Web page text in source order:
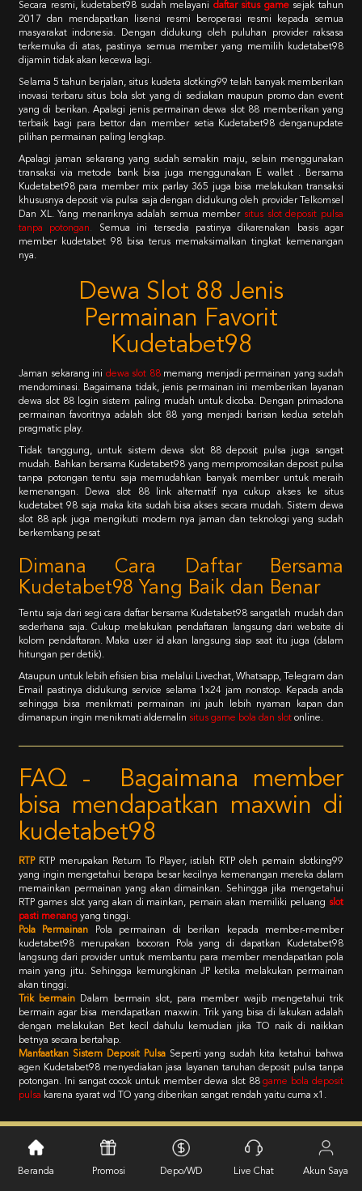
Secara resmi, kudetabet98 sudah melayani daftar situs game sejak tahun
2017 dan mendapatkan lisensi resmi beroperasi resmi kepada semua
masyarakat indonesia. Dengan didukung oleh puluhan provider raksasa
terkemuka di atas, pastinya semua member yang memilih kudetabet98
dijamin tidak akan kecewa lagi.
Selama 5 tahun berjalan, situs kudeta slotking99 telah banyak memberikan
inovasi terbaru situs bola slot yang di sediakan maupun promo dan event
yang di berikan. Apalagi jenis permainan dewa slot 88 memberikan yang
terbaik bagi para bettor dan member setia Kudetabet98 denganupdate
pilihan permainan paling lengkap.
Apalagi jaman sekarang yang sudah semakin maju, selain menggunakan
transaksi via metode bank bisa juga menggunakan E wallet . Bersama
Kudetabet98 para member mix parlay 365 juga bisa melakukan transaksi
khususnya deposit via pulsa saja dengan didukung oleh provider Telkomsel
Dan XL. Yang menariknya adalah semua member situs slot deposit pulsa
tanpa potongan.
Semua ini tersedia pastinya dikarenakan basis agar
member kudetabet 98 bisa terus memaksimalkan tingkat kemenangan
nya.
Dewa Slot 88 Jenis
Permainan Favorit
Kudetabet98
Jaman sekarang ini dewa slot 88 memang menjadi permainan yang sudah
mendominasi. Bagaimana tidak, jenis permainan ini memberikan layanan
dewa slot 88 login sistem paling mudah untuk dicoba. Dengan primadona
permainan favoritnya adalah slot 88 yang menjadi barisan kedua setelah
pragmatic play.
Tidak tanggung, untuk sistem dewa slot 88 deposit pulsa juga sangat
mudah. Bahkan bersama Kudetabet98 yang mempromosikan deposit pulsa
tanpa potongan tentu saja memudahkan banyak member untuk meraih
kemenangan. Dewa slot 88 link alternatif nya cukup akses ke situs
kudetabet 98 saja maka kita sudah bisa akses secara mudah. Sistem dewa
slot 88 apk juga mengikuti modern nya jaman dan teknologi yang sudah
berkembang pesat
Dimana Cara Daftar Bersama
Kudetabet98 Yang Baik dan Benar
Tentu saja dari segi cara daftar bersama Kudetabet98 sangatlah mudah dan
sederhana saja. Cukup melakukan pendaftaran langsung dari website di
kolom pendaftaran. Maka user id akan langsung siap saat itu juga (dalam
hitungan per detik).
Ataupun untuk lebih efisien bisa melalui Livechat, Whatsapp, Telegram dan
Email pastinya didukung service selama 1x24 jam nonstop. Kepada anda
sehingga bisa menikmati permainan ini jauh lebih nyaman kapan dan
dimanapun ingin menikmati aldernalin situs game bola dan slot online.
FAQ - Bagaimana member
bisa mendapatkan maxwin di
kudetabet98
RTP RTP merupakan Return To Player, istilah RTP oleh pemain slotking99
yang ingin mengetahui berapa besar kecilnya kemenangan mereka dalam
memainkan permainan yang akan dimainkan. Sehingga jika mengetahui
RTP games slot yang akan di mainkan, pemain akan memiliki peluang slot
pasti menang yang tinggi.
Pola Permainan
Pola permainan di berikan kepada member-member
kudetabet98 merupakan bocoran Pola yang di dapatkan Kudetabet98
langsung dari provider untuk membantu para member mendapatkan pola
main yang jitu. Sehingga kemungkinan JP ketika melakukan permainan
akan tinggi.
Trik bermain
Dalam bermain slot, para member wajib mengetahui trik
bermain agar bisa mendapatkan maxwin. Trik yang bisa di lakukan adalah
dengan melakukan Bet kecil dahulu kemudian jika TO naik di naikkan
betnya secara bertahap.
Manfaatkan Sistem Deposit Pulsa Seperti yang sudah kita ketahui bahwa
agen Kudetabet98 menyediakan jasa layanan taruhan deposit pulsa tanpa
potongan. Ini sangat cocok untuk member dewa slot 88 game bola deposit
pulsa karena syarat wd TO yang diberikan sangat rendah yaitu cuma x1.
Kebijaksanaan Platform
Beranda Promosi Depo/WD Live Chat Akun Saya